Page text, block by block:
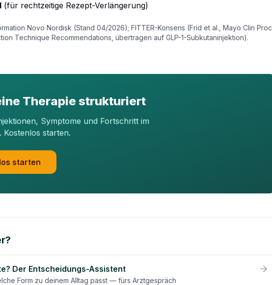
(für rechtzeitige Rezept-Verlängerung)
Novo Nordisk (Stand 04/2026); FITTER-Konsens (Frid et al., Mayo Clin Proc
Technique Recommendations, übertragen auf GLP-1-Subkutaninjektion).
Therapie strukturiert
Symptome und Fortschritt im
Kostenlos starten.
starten
Der Entscheidungs-Assistent
Form zu deinem Alltag passt — fürs Arztgespräch